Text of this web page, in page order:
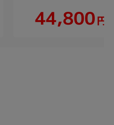
44,800円